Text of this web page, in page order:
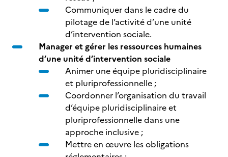
Communiquer dans le cadre du
pilotage de l’activité d’une unité
d’intervention sociale.
Manager et gérer les ressources humaines
d’une unité d’intervention sociale
Animer une équipe pluridisciplinaire
et pluriprofessionnelle ;
Coordonner l’organisation du travail
d’équipe pluridisciplinaire et
pluriprofessionnelle dans une
approche inclusive ;
Mettre en œuvre les obligations